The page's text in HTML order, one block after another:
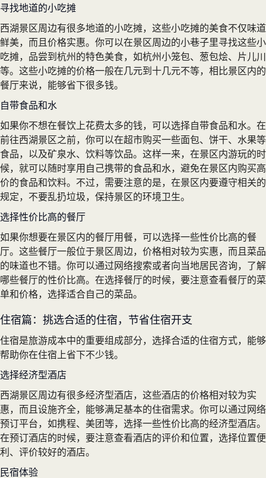
寻找地道的小吃摊
西湖景区周边有很多地道的小吃摊，这些小吃摊的美食不仅味道
鲜美，而且价格实惠。你可以在景区周边的小巷子里寻找这些小
吃摊，品尝到杭州的特色美食，如杭州小笼包、葱包烩、片儿川
等。这些小吃摊的价格一般在几元到十几元不等，相比景区内的
餐厅来说，能够省下很多钱。
自带食品和水
如果你不想在餐饮上花费太多的钱，可以选择自带食品和水。在
前往西湖景区之前，你可以在超市购买一些面包、饼干、水果等
食品，以及矿泉水、饮料等饮品。这样一来，在景区内游玩的时
候，就可以随时享用自己携带的食品和水，避免在景区内购买高
价的食品和饮料。不过，需要注意的是，在景区内要遵守相关的
规定，不要乱扔垃圾，保持景区的环境卫生。
选择性价比高的餐厅
如果你想要在景区内的餐厅用餐，可以选择一些性价比高的餐
厅。这些餐厅一般位于景区周边，价格相对较为实惠，而且菜品
的味道也不错。你可以通过网络搜索或者向当地居民咨询，了解
哪些餐厅的性价比高。在选择餐厅的时候，要注意查看餐厅的菜
单和价格，选择适合自己的菜品。
住宿篇：挑选合适的住宿，节省住宿开支
住宿是旅游成本中的重要组成部分，选择合适的住宿方式，能够
帮助你在住宿上省下不少钱。
选择经济型酒店
西湖景区周边有很多经济型酒店，这些酒店的价格相对较为实
惠，而且设施齐全，能够满足基本的住宿需求。你可以通过网络
预订平台，如携程、美团等，选择一些性价比高的经济型酒店。
在预订酒店的时候，要注意查看酒店的评价和位置，选择位置便
利、评价较好的酒店。
民宿体验